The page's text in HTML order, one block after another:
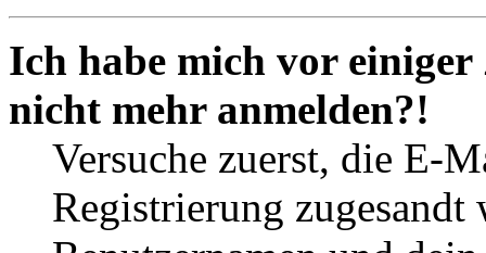
Ich habe mich vor
nicht mehr anmelden?!
Versuche zuerst, die E-
Registrierung